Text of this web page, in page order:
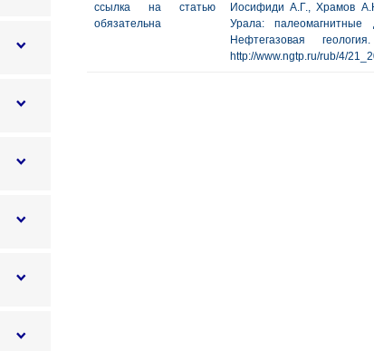
ссылка на статью
обязательна
Иосифиди А.Г., Храмов
Урала:
Нефтегазовая
http://www.ngtp.ru/rub/4/